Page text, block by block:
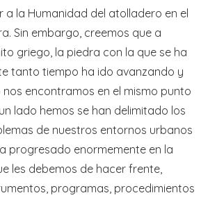
a la Humanidad del atolladero en el
Sin embargo, creemos que a
griego, la piedra con la que se ha
tanto tiempo ha ido avanzando y
encontramos en el mismo punto
lado hemos se han delimitado los
de nuestros entornos urbanos
progresado enormemente en la
les debemos de hacer frente,
programas, procedimientos